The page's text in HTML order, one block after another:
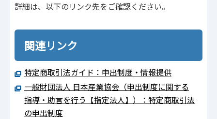
詳細は、以下のリンク先をご確認ください。
関連リンク
特定商取引法ガイド：申出制度・情報提供
一般財団法人 日本産業協会（申出制度に関する
指導・助言を行う【指定法人】）：特定商取引法
の申出制度